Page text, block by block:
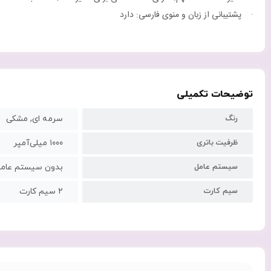
· پشتیبانی از زبان و منوی فارسی: دارد
توضیحات تکمیلی
رنگ سرمه ای, مشکی
ظرفیت باتری ۱۰۰۰ میلی‌آمپر
سیستم عامل بدون سیستم
سیم کارت ۲ سیم کارت